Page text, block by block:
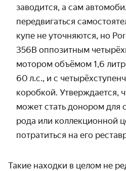
заводится, а сам
передвигаться
купе не уточняются, но
356B оппозитным
мотором объёмом 1,6
60 л.с., и с
коробкой. Утверждается,
может стать донором для
рода или коллекционной
потратиться на его
Такие находки в целом не